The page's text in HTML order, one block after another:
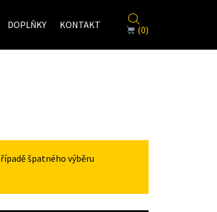
DOPLŇKY KONTAKT (0)
špatného výběru